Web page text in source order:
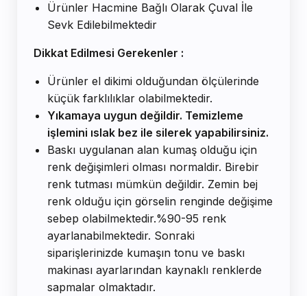
Ürünler Hacmine Bağlı Olarak Çuval İle
Sevk Edilebilmektedir
Dikkat Edilmesi Gerekenler :
Ürünler el dikimi olduğundan ölçülerinde
küçük farklılıklar olabilmektedir.
Yıkamaya uygun değildir. Temizleme
işlemini ıslak bez ile silerek yapabilirsiniz.
Baskı uygulanan alan kumaş olduğu için
renk değişimleri olması normaldir. Birebir
renk tutması mümkün değildir. Zemin bej
renk olduğu için görselin renginde değişime
sebep olabilmektedir.%90-95 renk
ayarlanabilmektedir. Sonraki
siparişlerinizde kumaşın tonu ve baskı
makinası ayarlarından kaynaklı renklerde
sapmalar olmaktadır.